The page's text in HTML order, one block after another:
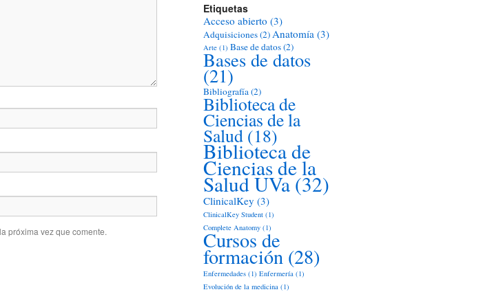
próxima vez que comente.
Etiquetas
Acceso abierto (3)
Adquisiciones(2) Anatomía (3)
Arte (1) Base de datos(2)
Bases de datos
(21)
Bibliografía(2)
Biblioteca de
Ciencias de la
Salud (18)
Biblioteca de
Ciencias de la
Salud UVa(32)
ClinicalKey (3)
ClinicalKey Student (1)
Complete Anatomy (1)
Cursos de
formación (28)
Enfermedades (1) Enfermería (1)
Evolución de la medicina (1)